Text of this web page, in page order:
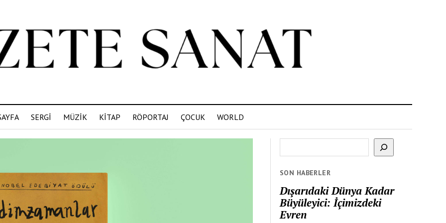
SERGİ MÜZİK KİTAP RÖPORTAJ ÇOCUK WORLD
SON HABERLER
Dışarıdaki Dünya Kadar
Büyüleyici: İçimizdeki
Evren